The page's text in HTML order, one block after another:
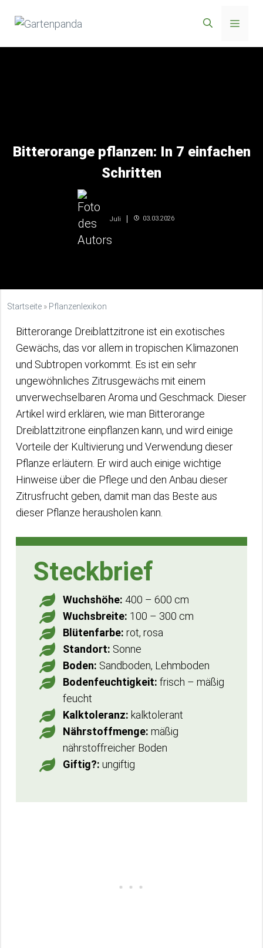
Inhalt
Menü
Bitterorange pflanzen: In 7 einfachen
Schritten
Juli 03.03.2026
Startseite » Pflanzenlexikon
Bitterorange Dreiblattzitrone ist ein exotisches
Gewächs, das vor allem in tropischen Klimazonen
und Subtropen vorkommt. Es ist ein sehr
ungewöhnliches Zitrusgewächs mit einem
unverwechselbaren Aroma und Geschmack. Dieser
Artikel wird erklären, wie man Bitterorange
Dreiblattzitrone einpflanzen kann, und wird einige
Vorteile der Kultivierung und Verwendung dieser
Pflanze erläutern. Er wird auch einige wichtige
Hinweise über die Pflege und den Anbau dieser
Zitrusfrucht geben, damit man das Beste aus
dieser Pflanze herausholen kann.
Steckbrief
Wuchshöhe: 400 – 600 cm
Wuchsbreite: 100 – 300 cm
Blütenfarbe: rot, rosa
Standort: Sonne
Boden: Sandboden, Lehmboden
Bodenfeuchtigkeit: frisch – mäßig
feucht
Kalktoleranz: kalktolerant
Nährstoffmenge: mäßig
nährstoffreicher Boden
Giftig?: ungiftig